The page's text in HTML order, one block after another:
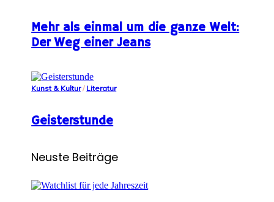
Mehr als einmal um die ganze Welt:
Der Weg einer Jeans
Kunst & Kultur/ Literatur
Geisterstunde
Neuste Beiträge